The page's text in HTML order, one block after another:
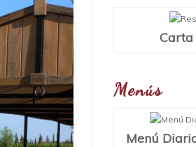
Carta
Menús
Menú